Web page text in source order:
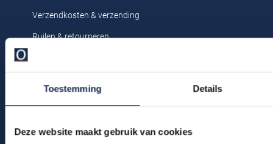
Toestemming Details
Deze website maakt gebruik van cookies
Profuomo
R2
Replay
Reset
Schiesser
Verzendkosten & verzending
Ruilen & retourneren